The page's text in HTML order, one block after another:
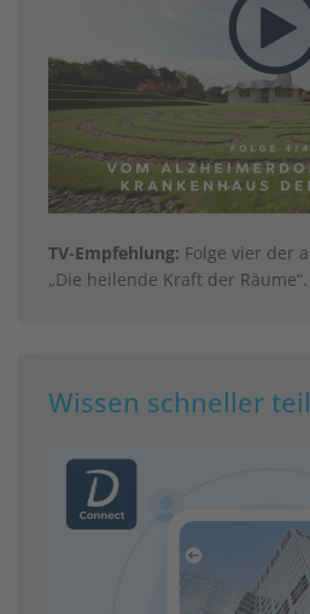
TV-Empfehlung: Folge vier der
„Die heilende Kraft der Räume“.
Wissen schneller